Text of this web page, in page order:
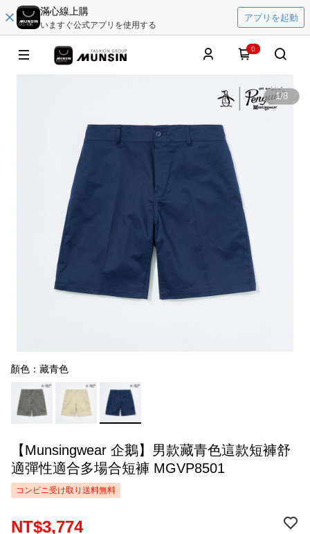
滿心線上購
いますぐ公式アプリを使用する
アプリを起動
0
1/8
顏色：藏青色
【Munsingwear 企鵝】男款藏青色這款短褲舒
適彈性適合多場合短褲 MGVP8501
コンビニ受け取り送料無料
NT$3,774